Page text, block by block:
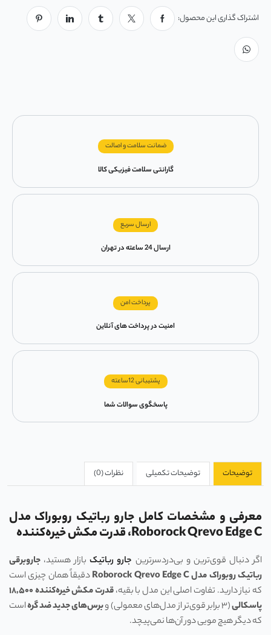
اشتراک گذاری این محصول:
ضمانت سلامت و اصالت
گارانتی سلامت فیزیکی کالا
ارسال سریع
ارسال 24 ساعته در تهران
پرداخت امن
امنیت در پرداخت های آنلاین
پشتیبانی 12ساعته
پاسخگوی سوالات شما
توضیحات توضیحات تکمیلی نظرات (0)
معرفی و مشخصات کامل جارو رباتیک روبوراک مدل
Roborock Qrevo Edge C، قدرت مکش خیره‌کننده
اگر دنبال قوی‌ترین و بی‌دردسرترین جارو رباتیک بازار هستید، جاروبرقی
رباتیک روبوراک مدلRoborock Qrevo Edge C
دقیقاً همان چیزی است
که نیاز دارید. تفاوت اصلی این مدل با بقیه،قدرت مکش خیره‌کننده۱۸,۵۰۰
پاسکالی(۳ برابر قوی‌تر از مدل‌های معمولی) و برس‌های جدید ضد گرهاست
که دیگر هیچ مویی دور آن‌ها نمی‌پیچد.